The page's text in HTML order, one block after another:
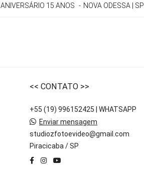
ANIVERSÁRIO 15 ANOS
NOVA ODESSA | SP
<< CONTATO >>
+55 (19) 996152425 | WHATSAPP
Enviar mensagem
studiozfotoevideo@gmail.com
Piracicaba / SP